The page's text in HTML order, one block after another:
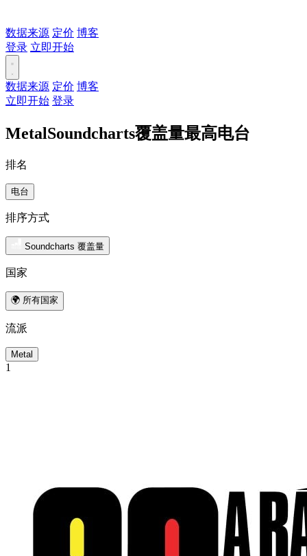
数据来源 定价 博客
登录 立即开始
数据来源 定价 博客
立即开始 登录
MetalSoundcharts覆盖量最高电台
排名
电台
排序方式
Soundcharts 覆盖量
国家
🌍 所有国家
流派
Metal
1